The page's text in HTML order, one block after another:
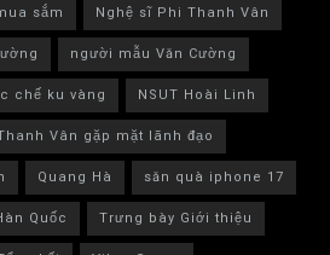
sắm
Nghệ sĩ Phi Thanh Vân
người mẫu Văn Cường
chế ku vàng
NSUT Hoài Linh
Vân gặp mặt lãnh đạo
Quang Hà
săn quà iphone 17
Quốc
Trưng bày Giới thiệu